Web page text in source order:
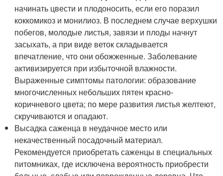
начинать цвести и плодоносить, если его поразил
коккомикоз и монилиоз. В последнем случае верхушки
побегов, молодые листья, завязи и плоды начнут
засыхать, а при виде веток складывается
впечатление, что они обожженные. Заболевание
активизируется при избыточной влажности.
Выраженные симптомы патологии: образование
многочисленных небольших пятен красно-
коричневого цвета; по мере развития листья желтеют,
скручиваются и опадают.
Высадка саженца в неудачное место или
некачественный посадочный материал.
Рекомендуется приобретать саженцы в специальных
питомниках, где исключена вероятность приобрести